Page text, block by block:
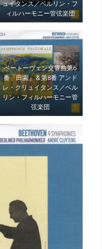
ュイタンス／ベルリン・フ
ィルハーモニー管弦楽団
ベートーヴェン交響曲第6
番「田園」＆第8番 アンド
レ・クリュイタンス／ベル
リン・フィルハーモニー管
弦楽団